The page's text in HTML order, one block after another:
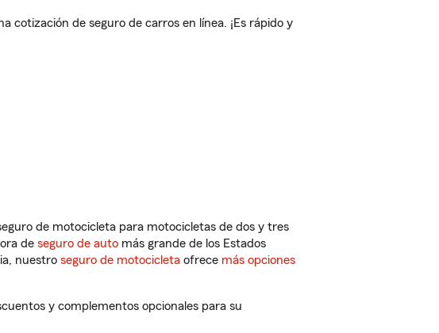
cotización de seguro de carros en línea. ¡Es rápido y
de motocicleta para motocicletas de dos y tres
de seguro de auto más grande de los Estados
nuestro seguro de motocicleta ofrece más opciones
y complementos opcionales para su